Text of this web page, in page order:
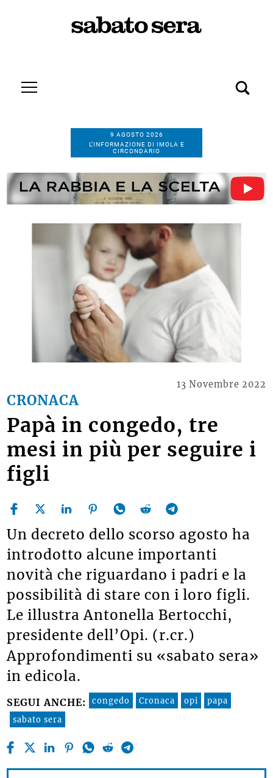
9 AGOSTO 2026
L’INFORMAZIONE DI IMOLA E
CIRCONDARIO
CRONACA
13 Novembre 2022
Papà in congedo, tre
mesi in più per seguire i
figli
Un decreto dello scorso agosto ha
introdotto alcune importanti
novità che riguardano i padri e la
possibilità di stare con i loro figli.
Le illustra Antonella Bertocchi,
presidente dell’Opi. (r.cr.)
Approfondimenti su «sabato sera»
in edicola.
SEGUI ANCHE: congedo Cronaca opi
papa
sabato sera